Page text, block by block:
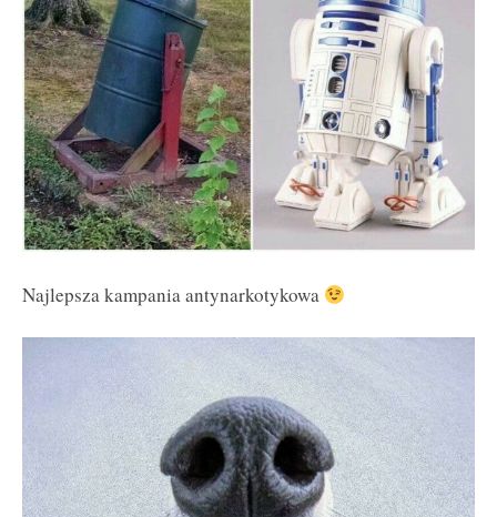
Najlepsza kampania antynarkotykowa